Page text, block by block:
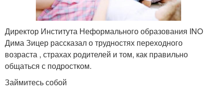
Директор Института Неформального образования INO
Дима Зицер рассказал о трудностях переходного
возраста , страхах родителей и том, как правильно
общаться с подростком.
Займитесь собой